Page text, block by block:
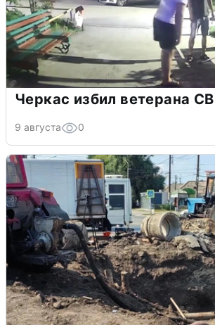
Черкас избил ветерана
9 августа 0